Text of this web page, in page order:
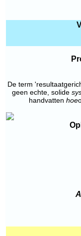
De term
geen echte, solide
handvatten hoe